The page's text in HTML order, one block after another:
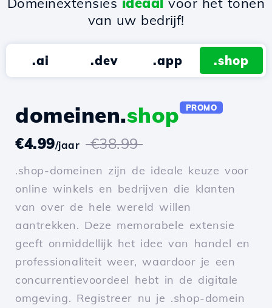
van uw bedrijf!
.ai .dev .app .shop
domeinen.shop PROMO
€4.99/jaar €38.99
.shop-domeinen zijn de ideale keuze voor
online winkels en bedrijven die klanten
van over de hele wereld willen
aantrekken. Deze memorabele extensie
geeft onmiddellijk het idee van handel en
professionaliteit weer, waardoor je een
concurrentievoordeel hebt in de digitale
omgeving. Registreer nu je .shop-domein